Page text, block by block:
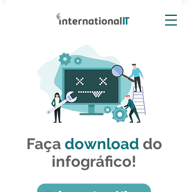
Faça download do
infográfico!